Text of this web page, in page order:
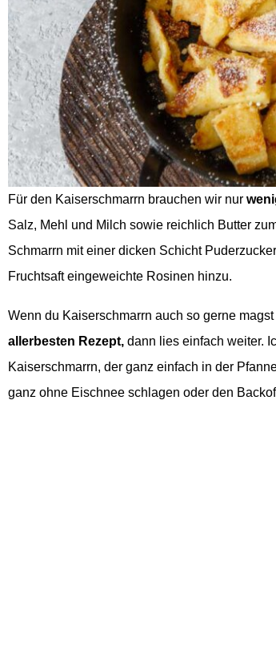
Für den Kaiserschmarrn brauchen wir nur
Salz, Mehl und Milch sowie reichlich Butter
Schmarrn mit einer dicken Schicht
Fruchtsaft eingeweichte Rosinen hinzu.
Wenn du Kaiserschmarrn auch so gerne
allerbesten Rezept, dann lies einfach weiter.
Kaiserschmarrn, der ganz einfach in der
ganz ohne Eischnee schlagen oder den